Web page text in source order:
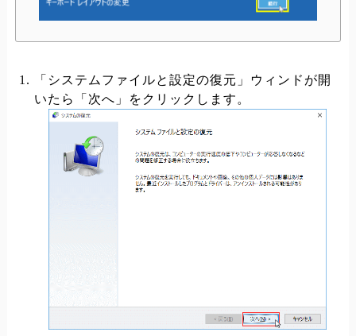
「システムファイルと設定の復元」ウィンドが開
いたら「次へ」をクリックします。